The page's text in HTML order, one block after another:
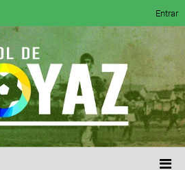
Entrar